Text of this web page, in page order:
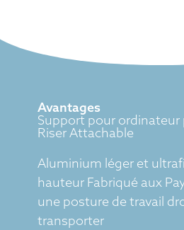
Avantages
Support pour ordinateur
Riser Attachable
Aluminium léger et
hauteur Fabriqué aux
une posture de travail
transporter